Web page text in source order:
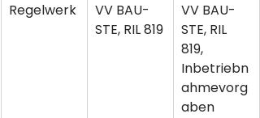
Regelwerk
VV BAU-
STE, RIL 819
VV BAU-
STE, RIL
819,
Inbetriebn
ahmevorg
aben